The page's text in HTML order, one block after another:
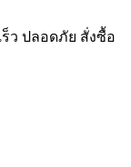
ร็ว ปลอดภัย สั่งซื้อ